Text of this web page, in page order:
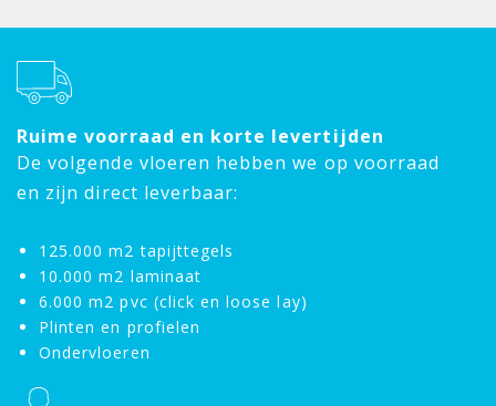
Ruime voorraad en korte levertijden
De volgende vloeren hebben we op voorraad
en zijn direct leverbaar:
125.000 m2 tapijttegels
10.000 m2 laminaat
6.000 m2 pvc (click en loose lay)
Plinten en profielen
Ondervloeren